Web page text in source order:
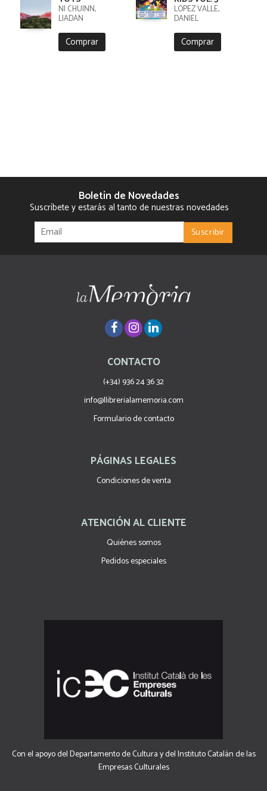
NI CHUINN,
LIADAN
Comprar
LÓPEZ VALLE,
DANIEL
Comprar
Boletín de Novedades
Suscríbete y estarás al tanto de nuestras novedades
CONTACTO
(+34) 936 24 36 32
info@llibrerialamemoria.com
Formulario de contacto
PÁGINAS LEGALES
Condiciones de venta
ATENCIÓN AL CLIENTE
Quiénes somos
Pedidos especiales
Con el apoyo del Departamento de Cultura y del Instituto Catalán de las
Empresas Culturales